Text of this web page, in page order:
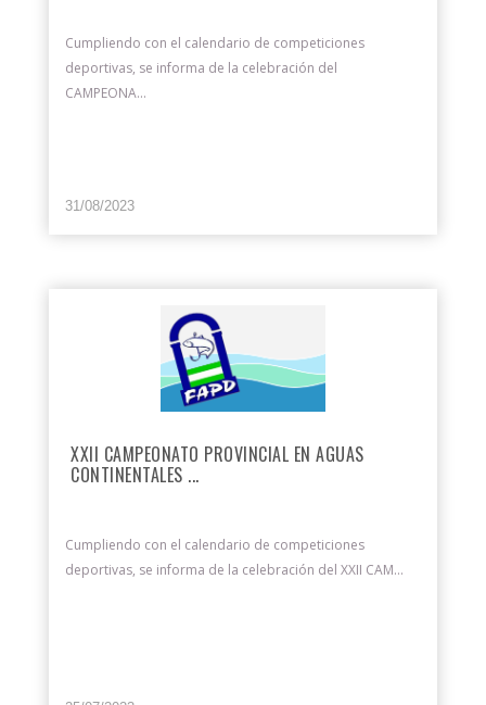
Cumpliendo con el calendario de competiciones
deportivas, se informa de la celebración del
CAMPEONA...
31/08/2023
XXII CAMPEONATO PROVINCIAL EN AGUAS
CONTINENTALES ...
Cumpliendo con el calendario de competiciones
deportivas, se informa de la celebración del XXII CAM...